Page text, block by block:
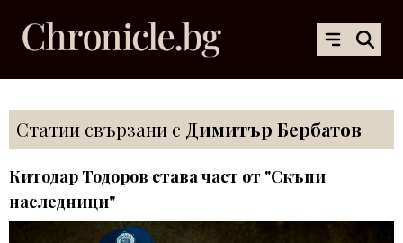
Статии свързани с Димитър Бербатов
Китодар Тодоров става част от "Скъпи
наследници"